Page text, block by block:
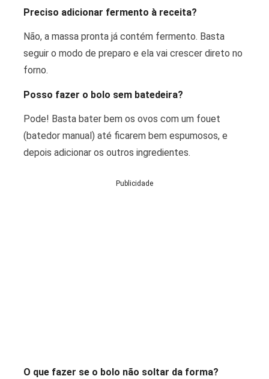
Preciso adicionar fermento à receita?
Não, a massa pronta já contém fermento. Basta
seguir o modo de preparo e ela vai crescer direto no
forno.
Posso fazer o bolo sem batedeira?
Pode! Basta bater bem os ovos com um fouet
(batedor manual) até ficarem bem espumosos, e
depois adicionar os outros ingredientes.
Publicidade
O que fazer se o bolo não soltar da forma?